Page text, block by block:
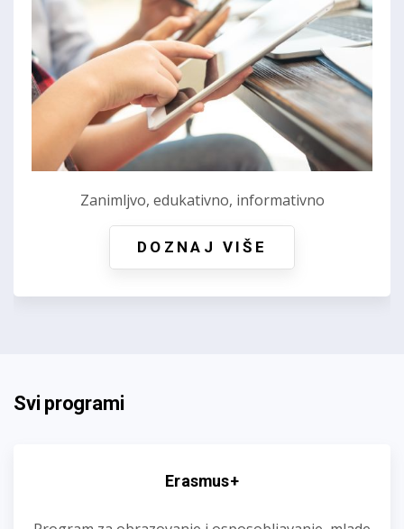
Zanimljvo, edukativno, informativno
DOZNAJ VIŠE
Svi programi
Erasmus+